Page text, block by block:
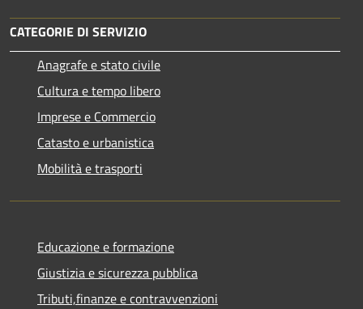
CATEGORIE DI SERVIZIO
Anagrafe e stato civile
Cultura e tempo libero
Imprese e Commercio
Catasto e urbanistica
Mobilità e trasporti
Educazione e formazione
Giustizia e sicurezza pubblica
Tributi,finanze e contravvenzioni